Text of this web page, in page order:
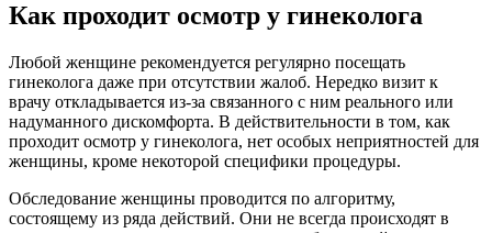
Как проходит осмотр у гинеколога
Любой женщине рекомендуется регулярно посещать
гинеколога даже при отсутствии жалоб. Нередко визит к
врачу откладывается из-за связанного с ним реального или
надуманного дискомфорта. В действительности в том, как
проходит осмотр у гинеколога, нет особых неприятностей для
женщины, кроме некоторой специфики процедуры.
Обследование женщины проводится по алгоритму,
состоящему из ряда действий. Они не всегда происходят в